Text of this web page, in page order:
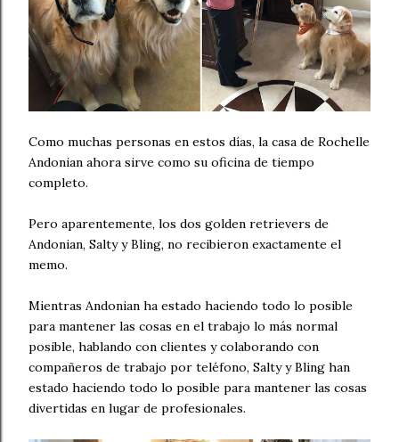
Como muchas personas en estos días, la casa de Rochelle
Andonian ahora sirve como su oficina de tiempo
completo.
Pero aparentemente, los dos golden retrievers de
Andonian, Salty y Bling, no recibieron exactamente el
memo.
Mientras Andonian ha estado haciendo todo lo posible
para mantener las cosas en el trabajo lo más normal
posible, hablando con clientes y colaborando con
compañeros de trabajo por teléfono, Salty y Bling han
estado haciendo todo lo posible para mantener las cosas
divertidas en lugar de profesionales.